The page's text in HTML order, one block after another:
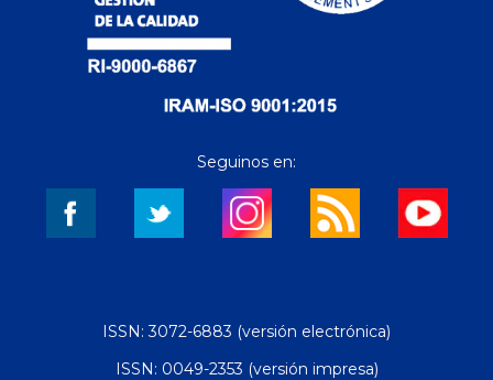
Seguinos en:
ISSN: 3072-6883 (versión electrónica)
ISSN: 0049-2353 (versión impresa)